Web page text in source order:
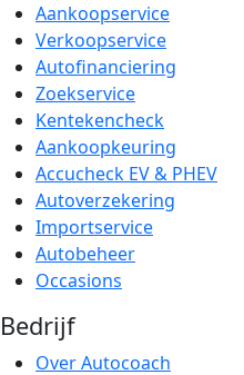
Aankoopservice
Verkoopservice
Autofinanciering
Zoekservice
Kentekencheck
Aankoopkeuring
Accucheck EV & PHEV
Autoverzekering
Importservice
Autobeheer
Occasions
Bedrijf
Over Autocoach